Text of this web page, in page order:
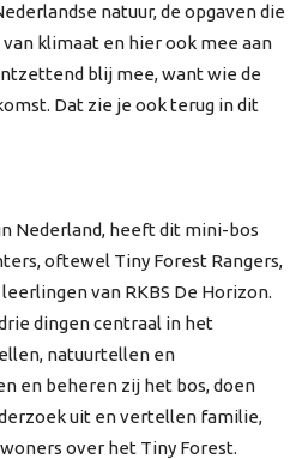
natuur, de opgaven die
klimaat en hier ook mee aan
blij mee, want wie de
Dat zie je ook terug in dit
Nederland, heeft dit mini-bos
oftewel Tiny Forest Rangers,
van RKBS De Horizon.
dingen centraal in het
natuurtellen en
en beheren zij het bos, doen
uit en vertellen familie,
over het Tiny Forest.